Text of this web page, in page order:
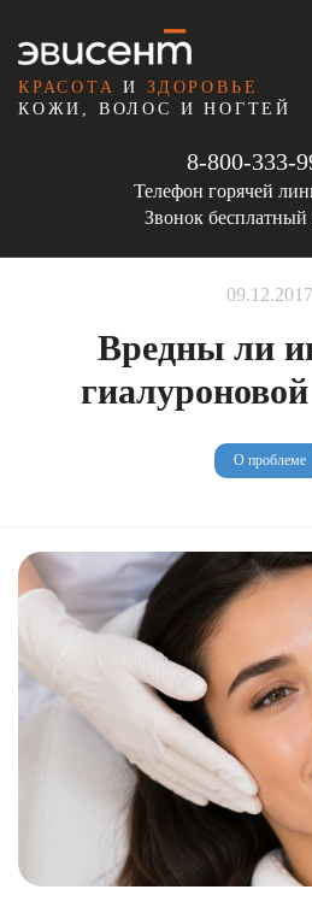
КРАСОТА ИЗДОРОВЬЕ
КОЖИ, ВОЛОС И НОГТЕЙ
8-800-333-
Телефон горячей
Звонок бесплатный
09.12.2017
Вредны ли
О проблеме